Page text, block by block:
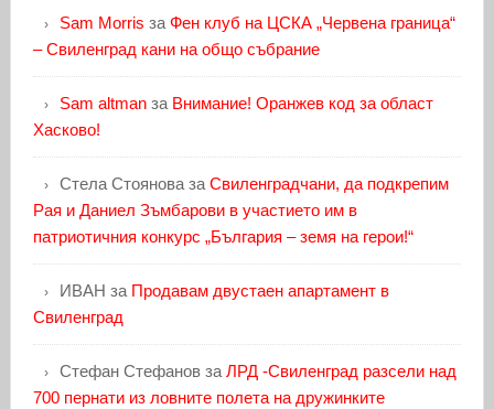
Sam Morris за Фен клуб на ЦСКА „Червена граница“
– Свиленград кани на общо събрание
Sam altmanза Внимание! Оранжев код за област
Хасково!
Стела Стояноваза Свиленградчани, да подкрепим
Рая и Даниел Зъмбарови в участието им в
патриотичния конкурс „България – земя на герои!“
ИВАН за Продавам двустаен апартамент в
Свиленград
Стефан Стефановза ЛРД -Свиленград разсели над
700 пернати из ловните полета на дружинките